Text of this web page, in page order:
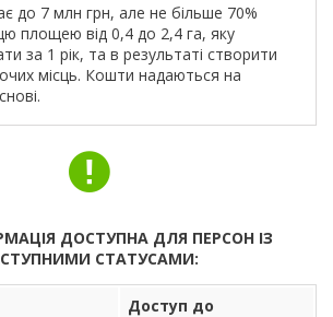
до 7 млн грн, але не більше 70%
площею від 0,4 до 2,4 га, яку
за 1 рік, та в результаті створити
місць. Кошти надаються на
ДОСТУПНА ДЛЯ ПЕРСОН ІЗ
СТАТУСАМИ:
Доступ до